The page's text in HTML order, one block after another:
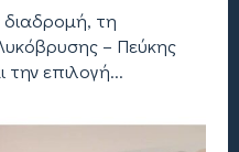
διαδρομή, τη
– Πεύκης
επιλογή...